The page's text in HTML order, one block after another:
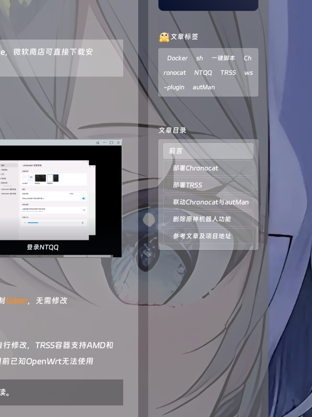
，微软商店可直接下载安
登录NTQQ
token，无需修改
修改，TRSS容器支持AMD和
已知OpenWrt无法使用
文章标签
Docker sh 一键脚本 Ch
ronocat NTQQ TRSS ws
-plugin autMan
文章目录
前言
部署Chronocat
部署TRSS
联动Chronocat与autMan
删除原神机器人功能
参考文章及项目地址